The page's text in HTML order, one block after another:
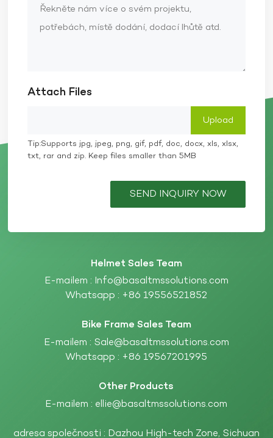
Attach Files
Tip:Supports jpg, jpeg, png, gif, pdf, doc, docx, xls, xlsx,
txt, rar and zip. Keep files smaller than 5MB
SEND INQUIRY NOW
Helmet Sales Team
E-mailem : Info@basaltmssolutions.com
Whatsapp : +86 19556521852
Bike Frame Sales Team
E-mailem : Sale@basaltmssolutions.com
Whatsapp : +86 19567201995
Other Products
E-mailem : ellie@basaltmssolutions.com
adresa společnosti : Dazhou High-tech Zone, Sichuan